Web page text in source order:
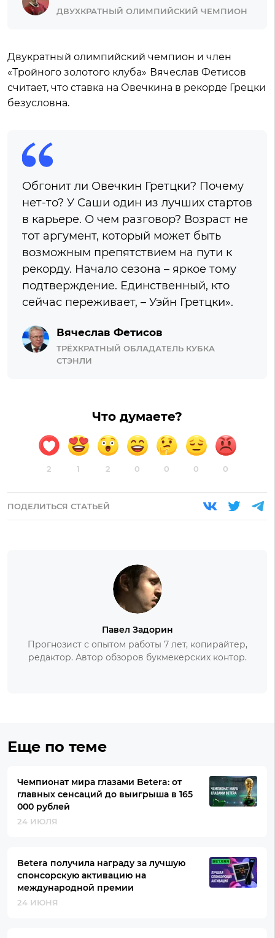
ДВУХКРАТНЫЙ ОЛИМПИЙСКИЙ ЧЕМПИОН
Двукратный олимпийский чемпион и член
«Тройного золотого клуба» Вячеслав Фетисов
считает, что ставка на Овечкина в рекорде Грецки
безусловна.
Обгонит ли Овечкин Гретцки? Почему
нет-то? У Саши один из лучших стартов
в карьере. О чем разговор? Возраст не
тот аргумент, который может быть
возможным препятствием на пути к
рекорду. Начало сезона – яркое тому
подтверждение. Единственный, кто
сейчас переживает, – Уэйн Гретцки».
Вячеслав Фетисов
ТРЁХКРАТНЫЙ ОБЛАДАТЕЛЬ КУБКА
СТЭНЛИ
Что думаете?
2 1 2 0 0 0 0
ПОДЕЛИТЬСЯ СТАТЬЕЙ
Павел Задорин
Прогнозист с опытом работы 7 лет, копирайтер,
редактор. Автор обзоров букмекерских контор.
Еще по теме
Чемпионат мира глазами Betera: от
главных сенсаций до выигрыша в 165
000 рублей
24 ИЮЛЯ
Betera получила награду за лучшую
спонсорскую активацию на
международной премии
24 ИЮНЯ